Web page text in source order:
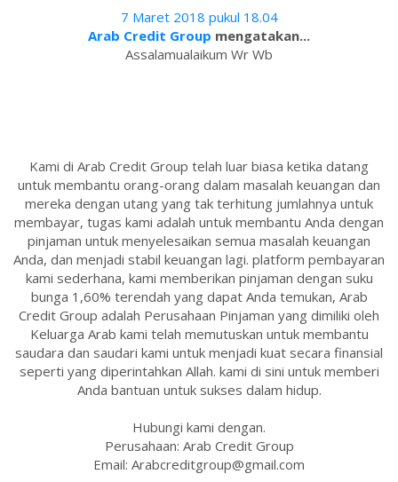
7 Maret 2018 pukul 18.04
Arab Credit Group mengatakan...
Assalamualaikum Wr Wb
Kami di Arab Credit Group telah luar biasa ketika datang
untuk membantu orang-orang dalam masalah keuangan dan
mereka dengan utang yang tak terhitung jumlahnya untuk
membayar, tugas kami adalah untuk membantu Anda dengan
pinjaman untuk menyelesaikan semua masalah keuangan
Anda, dan menjadi stabil keuangan lagi. platform pembayaran
kami sederhana, kami memberikan pinjaman dengan suku
bunga 1,60% terendah yang dapat Anda temukan, Arab
Credit Group adalah Perusahaan Pinjaman yang dimiliki oleh
Keluarga Arab kami telah memutuskan untuk membantu
saudara dan saudari kami untuk menjadi kuat secara finansial
seperti yang diperintahkan Allah. kami di sini untuk memberi
Anda bantuan untuk sukses dalam hidup.
Hubungi kami dengan.
Perusahaan: Arab Credit Group
Email: Arabcreditgroup@gmail.com